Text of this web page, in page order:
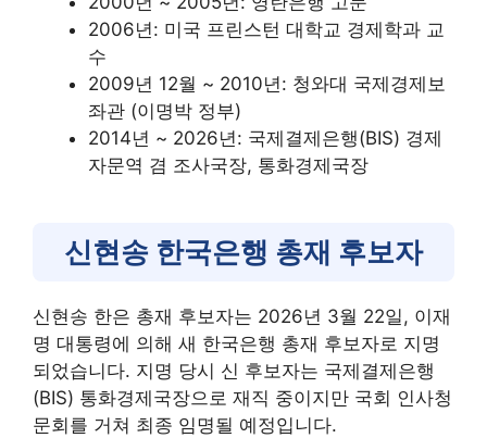
2006년: 미국 프린스턴 대학교 경제학과 교
수
2009년 12월 ~ 2010년: 청와대 국제경제보
좌관 (이명박 정부)
2014년 ~ 2026년: 국제결제은행(BIS) 경제
자문역 겸 조사국장, 통화경제국장
신현송 한국은행 총재 후보자
신현송 한은 총재 후보자는 2026년 3월 22일, 이재
명 대통령에 의해 새 한국은행 총재 후보자로 지명
되었습니다. 지명 당시 신 후보자는 국제결제은행
(BIS) 통화경제국장으로 재직 중이지만 국회 인사청
문회를 거쳐 최종 임명될 예정입니다.